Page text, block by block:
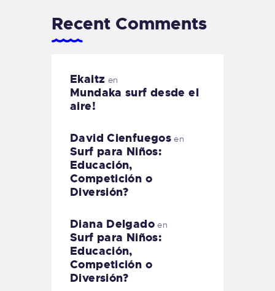
Recent Comments
Ekaitz en
Mundaka surf desde el
aire!
David Cienfuegos en
Surf para Niños:
Educación,
Competición o
Diversión?
Diana Delgadoen
Surf para Niños:
Educación,
Competición o
Diversión?